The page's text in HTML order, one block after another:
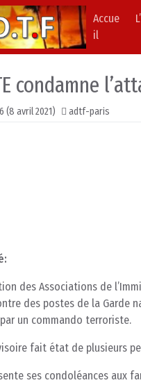
Accue
il
condamne
(8 avril 2021) adtf-paris
des Associations de
des postes de la Garde
un commando terroriste.
fait état de plusieurs
ses condoléances